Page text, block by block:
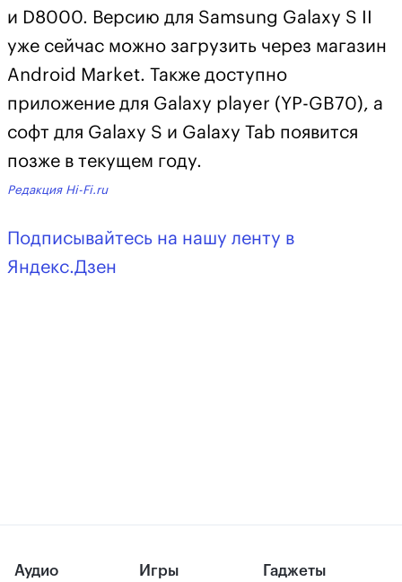
и D8000. Версию для Samsung Galaxy S II
уже сейчас можно загрузить через магазин
Android Market. Также доступно
приложение для Galaxy player (YP-GB70), а
софт для Galaxy S и Galaxy Tab появится
позже в текущем году.
Редакция Hi-Fi.ru
Подписывайтесь на нашу ленту в
Яндекс.Дзен
Аудио Игры Гаджеты